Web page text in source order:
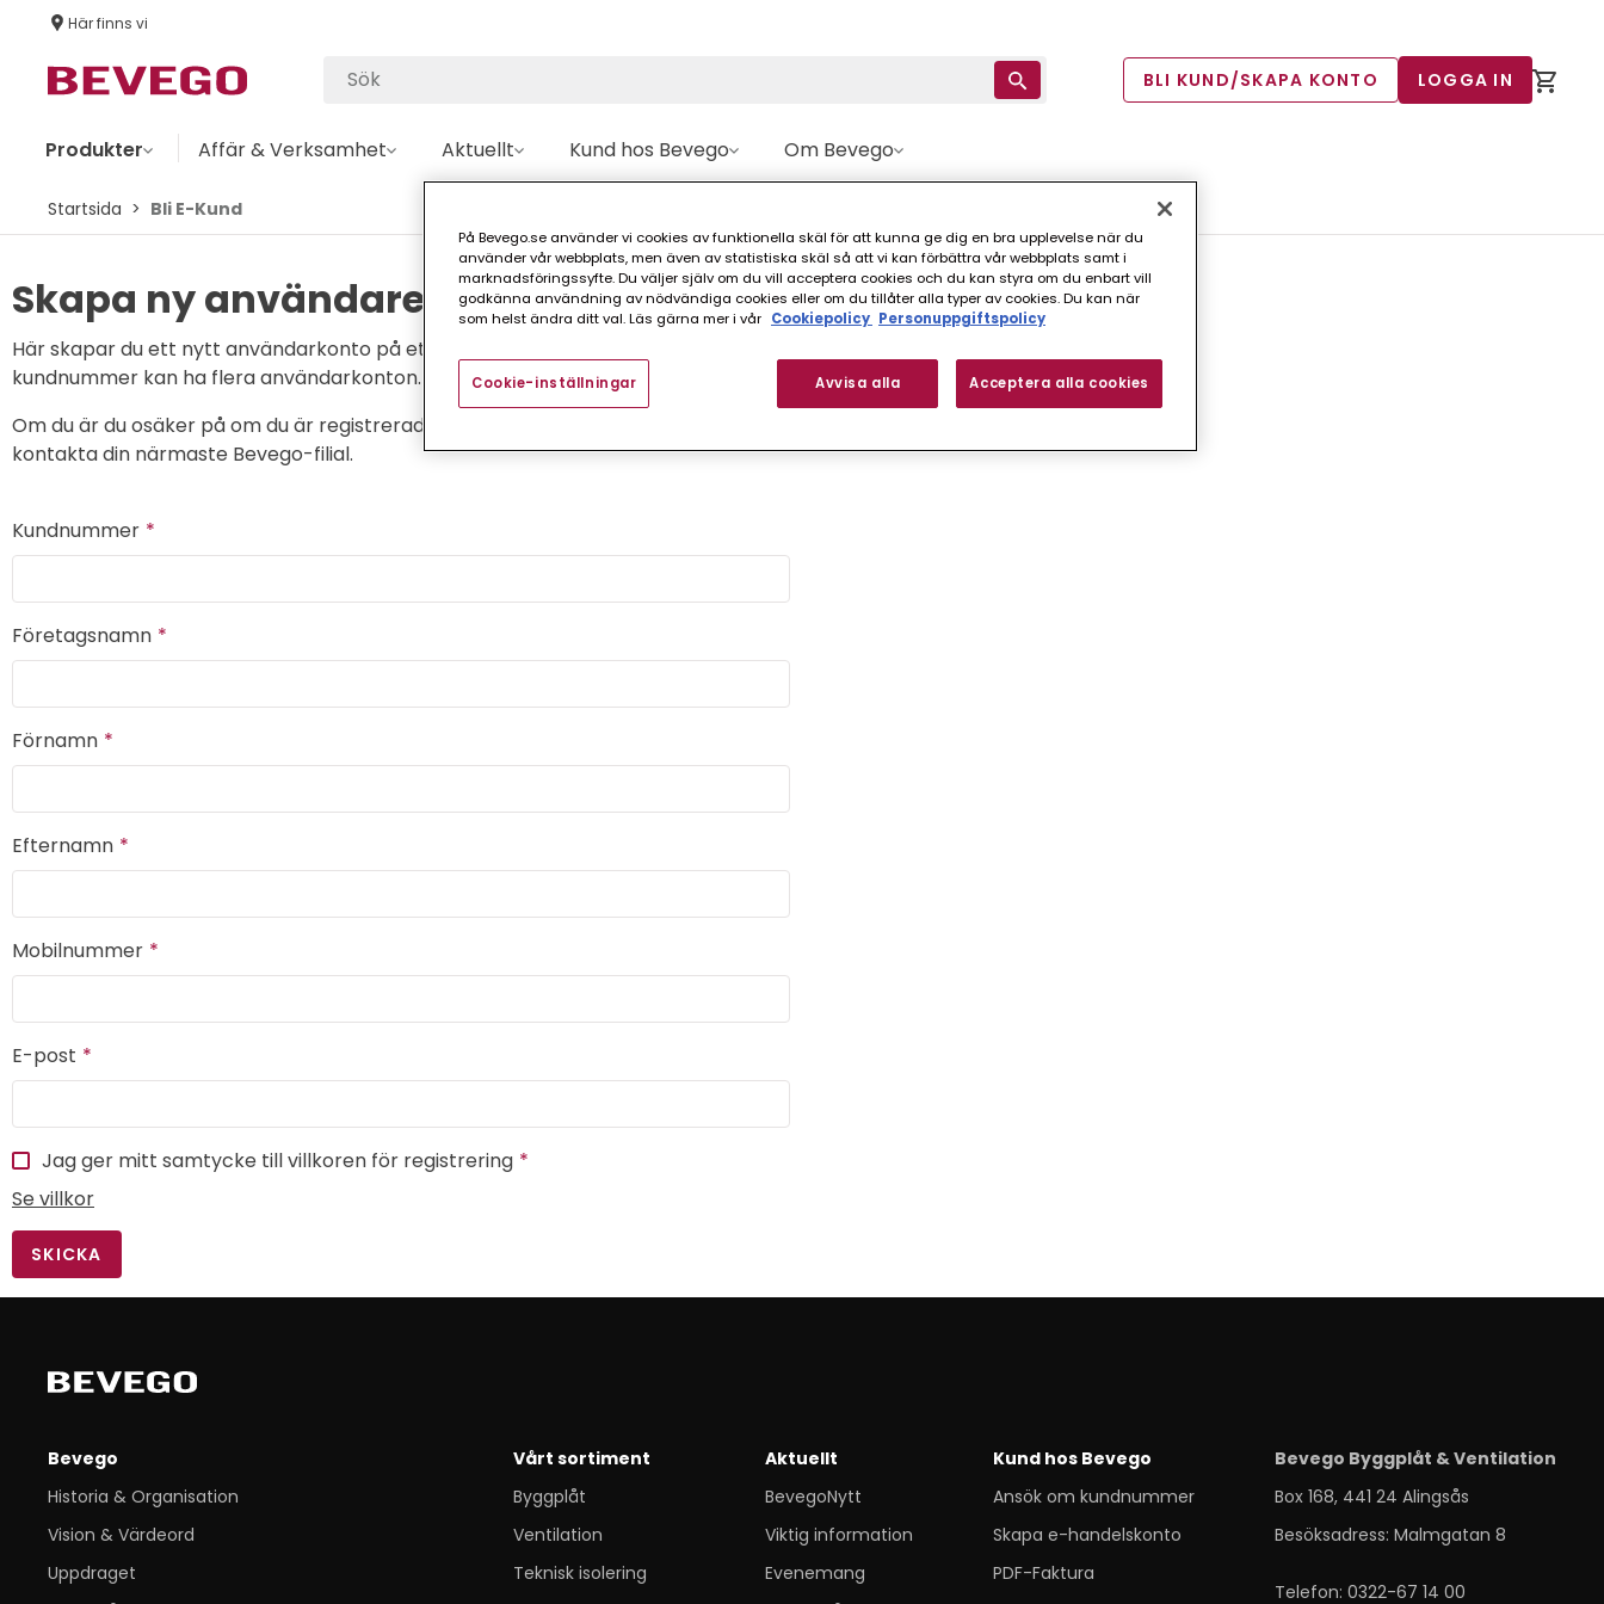
Här finns vi
BLI KUND/SKAPA KONTO LOGGA IN
Produkter Affär & Verksamhet Aktuellt Kund hos Bevego Om Bevego
Startsida Bli E-Kund
Skapa ny användare
Här skapar du ett nytt användarkonto på ett befintligt kundnummer. Varje
kundnummer kan ha flera användarkonton.
Om du är du osäker på om du är registrerad kund, eller inte vet ditt kundnummer,
kontakta din närmaste Bevego-filial.
Kundnummer
Företagsnamn
Förnamn
Efternamn
Mobilnummer
E-post
Jag ger mitt samtycke till villkoren för registrering
Se villkor
SKICKA
Bevego
Historia & Organisation
Vision & Värdeord
Uppdraget
Vårt sortiment
Byggplåt
Ventilation
Teknisk isolering
Aktuellt
BevegoNytt
Viktig information
Evenemang
Kund hos Bevego
Ansök om kundnummer
Skapa e-handelskonto
PDF-Faktura
Bevego Byggplåt & Ventilation
Box 168, 441 24 Alingsås
Besöksadress: Malmgatan 8
Telefon: 0322-67 14 00
På Bevego.se använder vi cookies av funktionella skäl för att kunna ge dig en bra upplevelse när du
använder vår webbplats, men även av statistiska skäl så att vi kan förbättra vår webbplats samt i
marknadsföringssyfte. Du väljer själv om du vill acceptera cookies och du kan styra om du enbart vill
godkänna användning av nödvändiga cookies eller om du tillåter alla typer av cookies. Du kan när
som helst ändra ditt val. Läs gärna mer i vår Cookiepolicy Personuppgiftspolicy
Avvisa alla Acceptera alla cookies
Cookie-inställningar